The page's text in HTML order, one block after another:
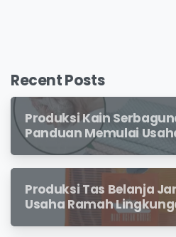
Recent Posts
Produksi Kain
Panduan Memulai
Menjanjikan untuk
Produksi Tas Belanja
Usaha Ramah